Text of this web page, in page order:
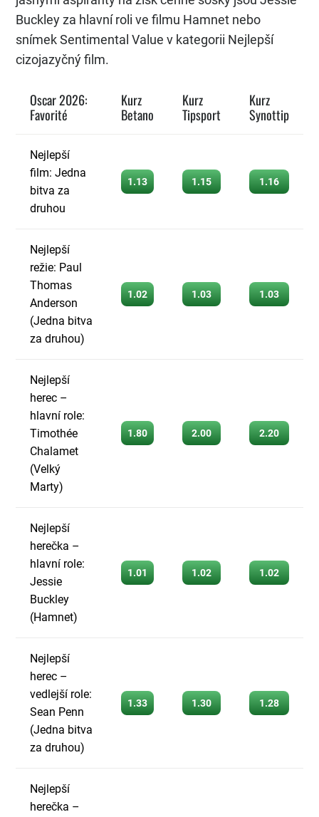
Buckley za hlavní roli ve filmu Hamnet nebo
snímek Sentimental Value v kategorii Nejlepší
cizojazyčný film.
Oscar 2026:
Favorité
Kurz
Betano
Kurz
Tipsport
Kurz
Synottip
Nejlepší
film: Jedna
bitva za
druhou
1.13 1.15 1.16
Nejlepší
režie: Paul
Thomas
Anderson
(Jedna bitva
za druhou)
1.02 1.03 1.03
Nejlepší
herec –
hlavní role:
Timothée
Chalamet
(Velký
Marty)
1.80 2.00 2.20
Nejlepší
herečka –
hlavní role:
Jessie
Buckley
(Hamnet)
1.01 1.02 1.02
Nejlepší
herec –
vedlejší role:
Sean Penn
(Jedna bitva
za druhou)
1.33 1.30 1.28
Nejlepší
herečka –